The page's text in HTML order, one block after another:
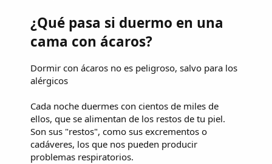
¿Qué pasa si duermo en una
cama con ácaros?
Dormir con ácaros no es peligroso, salvo para los
alérgicos
Cada noche duermes con cientos de miles de
ellos, que se alimentan de los restos de tu piel.
Son sus "restos", como sus excrementos o
cadáveres, los que nos pueden producir
problemas respiratorios.